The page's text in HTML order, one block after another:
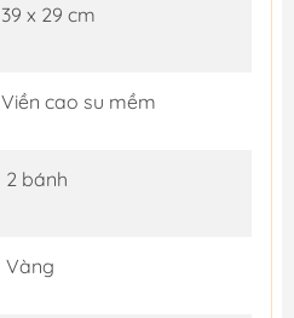
39 x 29 cm
Viền cao su mềm
2 bánh
Vàng